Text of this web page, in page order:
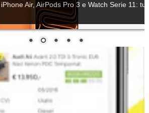
Air, AirPods Pro 3 e Watch Serie 11: